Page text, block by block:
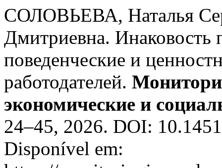
СОЛОВЬЕВА, Наталья
Дмитриевна. Инаковость
поведенческие и
работодателей.
экономические и
24–45, 2026. DOI:
Disponível em: